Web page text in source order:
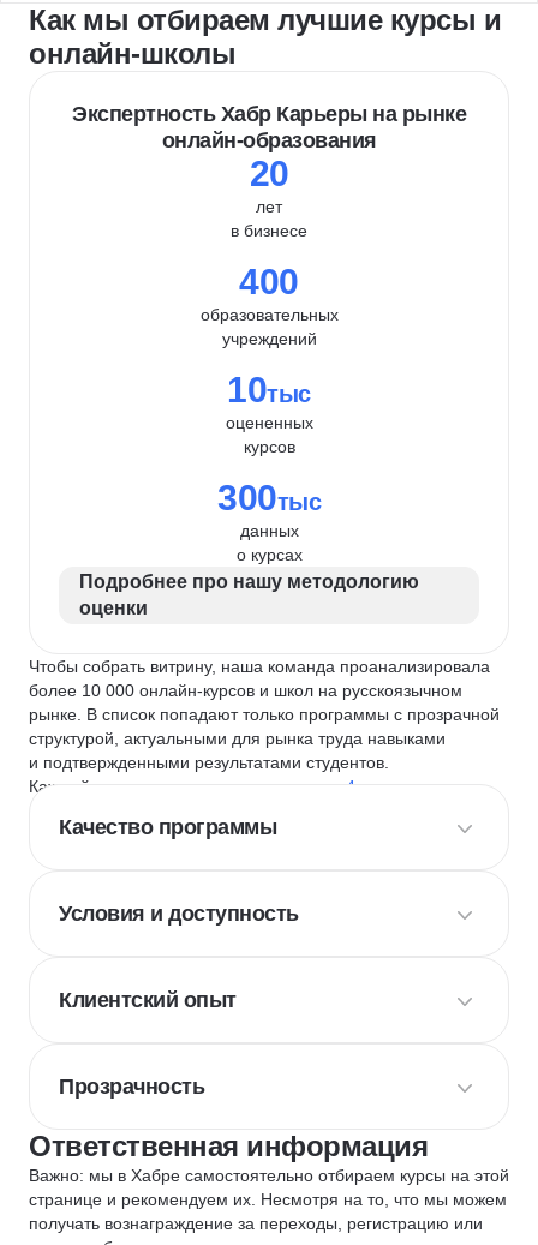
Как мы отбираем лучшие курсы и
онлайн-школы
Экспертность Хабр Карьеры на рынке
онлайн-образования
20
лет
в бизнесе
400
образовательных
учреждений
10тыс
оцененных
курсов
300тыс
данных
о курсах
Подробнее про нашу методологию
оценки
Чтобы собрать витрину, наша команда проанализировала
более 10 000 онлайн-курсов и школ на русскоязычном
рынке. В список попадают только программы с прозрачной
структурой, актуальными для рынка труда навыками
и подтвержденными результатами студентов.
Каждый курс и школу мы оцениваем по
4 критериям
Качество программы
Условия и доступность
Клиентский опыт
Прозрачность
Ответственная информация
Важно: мы в Хабре самостоятельно отбираем курсы на этой
странице и рекомендуем их. Несмотря на то, что мы можем
получать вознаграждение за переходы, регистрацию или